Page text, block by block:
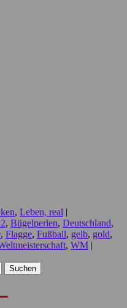
, Leben, real |
, Bügelperlen, Deutschland,
, Flagge, Fußball, gelb, gold,
, WM |